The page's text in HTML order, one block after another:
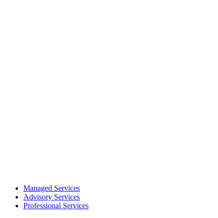
Managed Services
Advisory Services
Professional Services